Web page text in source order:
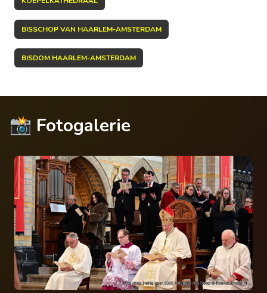
BISSCHOP VAN HAARLEM-AMSTERDAM
BISDOM HAARLEM-AMSTERDAM
📸 Fotogalerie